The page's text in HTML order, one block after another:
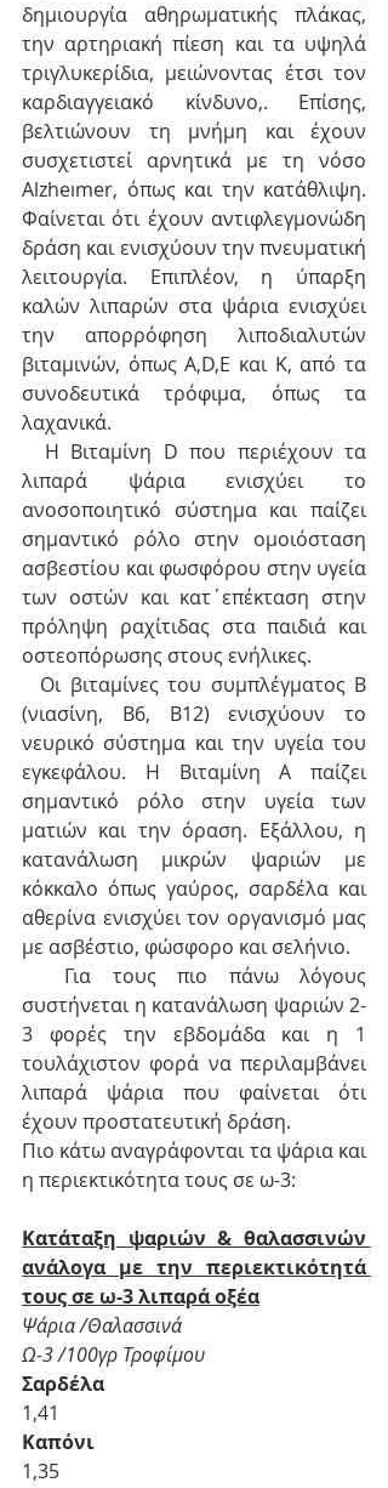
δημιουργία αθηρωματικής πλάκας,
την αρτηριακή πίεση και τα υψηλά
τριγλυκερίδια, μειώνοντας έτσι τον
καρδιαγγειακό κίνδυνο,. Επίσης,
βελτιώνουν τη μνήμη και έχουν
συσχετιστεί αρνητικά με τη νόσο
Alzheımer, όπως και την κατάθλιψη.
Φαίνεται ότι έχουν αντιφλεγμονώδη
δράση και ενισχύουν την πνευματική
λειτουργία. Επιπλέον, η ύπαρξη
καλών λιπαρών στα ψάρια ενισχύει
την απορρόφηση λιποδιαλυτών
βιταμινών, όπως A,D,E και K, από τα
συνοδευτικά τρόφιμα, όπως τα
λαχανικά.
λιπαρά ψάρια ενισχύει το
ανοσοποιητικό σύστημα και παίζει
σημαντικό ρόλο στην ομοιόσταση
ασβεστίου και φωσφόρου στην υγεία
των οστών και κατ΄επέκταση στην
πρόληψη ραχίτιδας στα παιδιά και
οστεοπόρωσης στους ενήλικες.
(νιασίνη, Β6, Β12) ενισχύουν το
νευρικό σύστημα και την υγεία του
εγκεφάλου. Η Βιταμίνη Α παίζει
σημαντικό ρόλο στην υγεία των
ματιών και την όραση. Εξάλλου, η
κατανάλωση μικρών ψαριών με
κόκκαλο όπως γαύρος, σαρδέλα και
αθερίνα ενισχύει τον οργανισμό μας
με ασβέστιο, φώσφορο και σελήνιο.
συστήνεται η κατανάλωση ψαριών 2-
3 φορές την εβδομάδα και η 1
τουλάχιστον φορά να περιλαμβάνει
λιπαρά ψάρια που φαίνεται ότι
έχουν προστατευτική δράση.
Πιο κάτω αναγράφονται τα ψάρια και
η περιεκτικότητα τους σε ω-3:
Κατάταξη ψαριών & θαλασσινών
ανάλογα με την περιεκτικότητά
τους σε ω-3 λιπαρά οξέα
Ψάρια /Θαλασσινά
Ω-3 /100γρ Τροφίμου
Σαρδέλα
1,41
Καπόνι
1,35